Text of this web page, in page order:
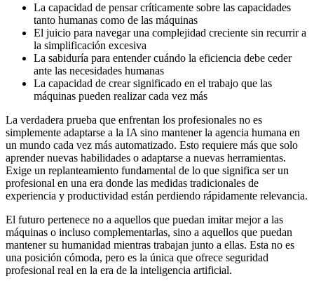
La capacidad de pensar críticamente sobre las capacidades
tanto humanas como de las máquinas
El juicio para navegar una complejidad creciente sin recurrir a
la simplificación excesiva
La sabiduría para entender cuándo la eficiencia debe ceder
ante las necesidades humanas
La capacidad de crear significado en el trabajo que las
máquinas pueden realizar cada vez más
La verdadera prueba que enfrentan los profesionales no es
simplemente adaptarse a la IA sino mantener la agencia humana en
un mundo cada vez más automatizado. Esto requiere más que solo
aprender nuevas habilidades o adaptarse a nuevas herramientas.
Exige un replanteamiento fundamental de lo que significa ser un
profesional en una era donde las medidas tradicionales de
experiencia y productividad están perdiendo rápidamente relevancia.
El futuro pertenece no a aquellos que puedan imitar mejor a las
máquinas o incluso complementarlas, sino a aquellos que puedan
mantener su humanidad mientras trabajan junto a ellas. Esta no es
una posición cómoda, pero es la única que ofrece seguridad
profesional real en la era de la inteligencia artificial.